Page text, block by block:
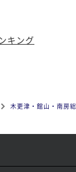
キング
木更津・館山・南房